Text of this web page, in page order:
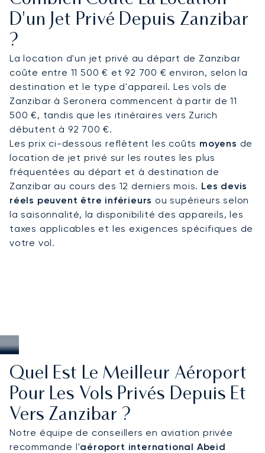
flexibilité et un confort absolus, arrivant
parfaitement reposé pour votre transfert privé
vers l'île exclusive de Mnemba.
En tant que courtier indépendant ayant accès à
une flotte mondiale, nous pouvons trouver l'avion
idéal pour chaque mission. Cet accès complet au
marché garantit que votre vol pour la Tanzanie
est géré selon les normes les plus élevées, vous
assurant une confiance absolue pour votre
voyage vers l'archipel.
D'un Jet Privé Depuis Zanzibar
?
La location d'un jet privé au départ de Zanzibar
coûte entre 11 500 € et 92 700 € environ, selon la
destination et le type d'appareil. Les vols de
Zanzibar à Seronera commencent à partir de 11
500 €, tandis que les itinéraires vers Zurich
débutent à 92 700 €.
Les prix ci-dessous reflètent les coûts moyens de
location de jet privé sur les routes les plus
fréquentées au départ et à destination de
Zanzibar au cours des 12 derniers mois. Les devis
réels peuvent être inférieurs ou supérieurs selon
la saisonnalité, la disponibilité des appareils, les
taxes applicables et les exigences spécifiques de
votre vol.
Quel Est Le Meilleur Aéroport
Pour Les Vols Privés Depuis Et
Vers Zanzibar ?
Notre équipe de conseillers en aviation privée
recommande l'aéroport international Abeid